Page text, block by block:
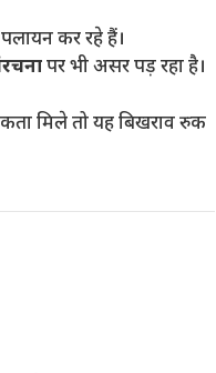
कर रहे हैं।
पर भी असर पड़ रहा है।
मिले तो यह बिखराव रुक